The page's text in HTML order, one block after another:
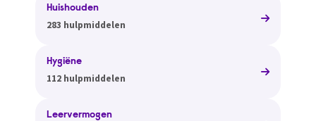
Huishouden
283 hulpmiddelen
Hygiëne
112 hulpmiddelen
Leervermogen